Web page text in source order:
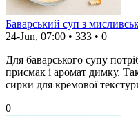
Баварський суп з
24-Jun, 07:00 • 333 • 0
Для баварського супу
присмак і аромат димку.
сирки для кремової
0